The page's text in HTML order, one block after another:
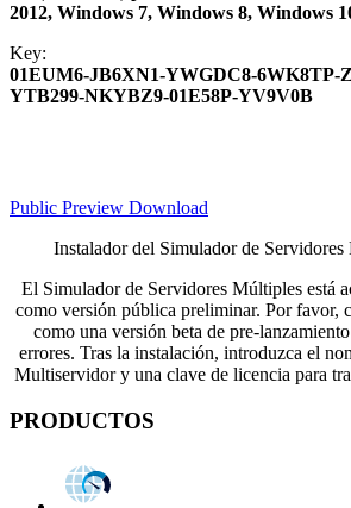
2012, Windows 7, Windows 8, Windows
Key:
01EUM6-JB6XN1-YWGDC8-6WK8TP-
YTB299-NKYBZ9-01E58P-YV9V0B
Public Preview Download
Instalador del Simulador de
El Simulador de Servidores Múltiples está
como versión pública preliminar. Por favor,
como una versión beta de pre-
errores. Tras la instalación, introduzca el
Multiservidor y una clave de licencia para
PRODUCTOS